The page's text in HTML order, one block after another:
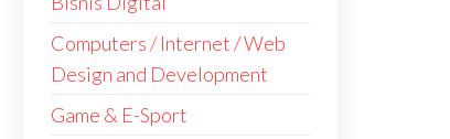
Computers / Internet / Web
Design and Development
Game & E-Sport